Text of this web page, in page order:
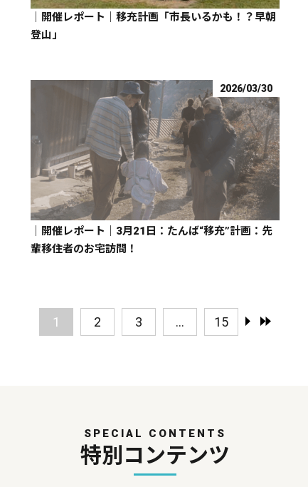
｜開催レポート｜移充計画「市長いるかも！？早朝
登山」
2026/03/30
｜開催レポート｜3月21日：たんば“移充”計画：先
輩移住者のお宅訪問！
1 2 3 ... 15
SPECIAL CONTENTS
特別コンテンツ